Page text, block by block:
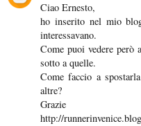
Ciao Ernesto,
ho inserito nel mio
interessavano.
Come puoi vedere però
sotto a quelle.
Come faccio a
altre?
Grazie
http://